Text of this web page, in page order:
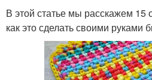
В этой статье мы расскажем 15
как это сделать своими руками